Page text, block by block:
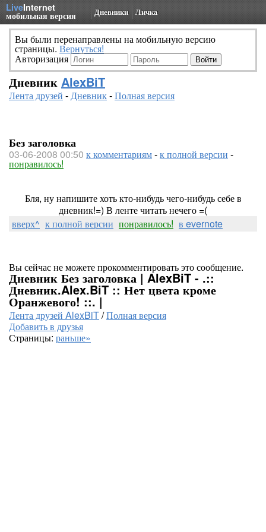
LiveInternet
мобильная версия Дневники Личка
Вы были перенаправлены на мобильную версию
страницы. Вернуться!
Авторизация
Дневник AlexBiT
Лента друзей -Дневник-Полная версия
Без заголовка
03-06-2008 00:50 к комментариям-к полной версии -
понравилось!
Бля, ну напишите хоть кто-нибудь чего-нибудь себе в
дневник!=) В ленте читать нечего =(
вверх^ к полной версии понравилось! в evernote
Вы сейчас не можете прокомментировать это сообщение.
Дневник Без заголовка | AlexBiT - .::
Дневник.Alex.BiT :: Нет цвета кроме
Оранжевого! ::. |
Лента друзей AlexBiT/Полная версия
Добавить в друзья
Страницы: раньше»